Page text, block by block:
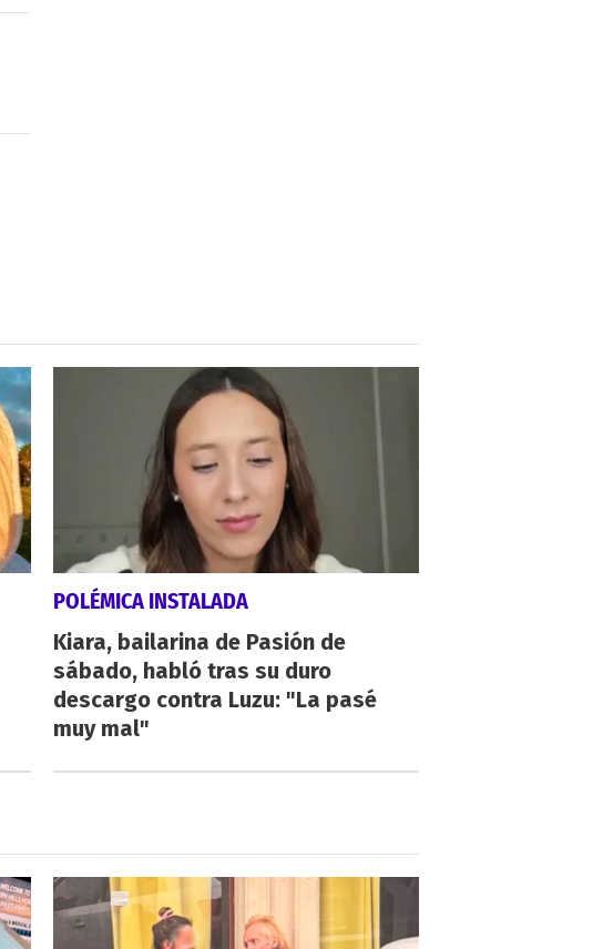
POLÉMICA INSTALADA
Kiara, bailarina de Pasión de
sábado, habló tras su duro
descargo contra Luzu: "La pasé
muy mal"